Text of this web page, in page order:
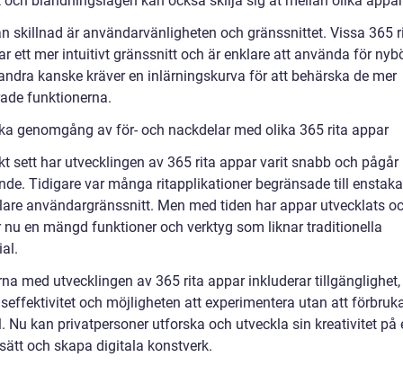
skillnad är användarvänligheten och gränssnittet. Vissa 365
ett mer intuitivt gränssnitt och är enklare att använda för
kanske kräver en inlärningskurva för att behärska de mer
funktionerna.
genomgång av för- och nackdelar med olika 365 rita appar
sett har utvecklingen av 365 rita appar varit snabb och pågår
Tidigare var många ritapplikationer begränsade till
användargränssnitt. Men med tiden har appar utvecklats
nu en mängd funktioner och verktyg som liknar traditionella
med utvecklingen av 365 rita appar inkluderar tillgänglighet,
och möjligheten att experimentera utan att
Nu kan privatpersoner utforska och utveckla sin kreativitet på
och skapa digitala konstverk.